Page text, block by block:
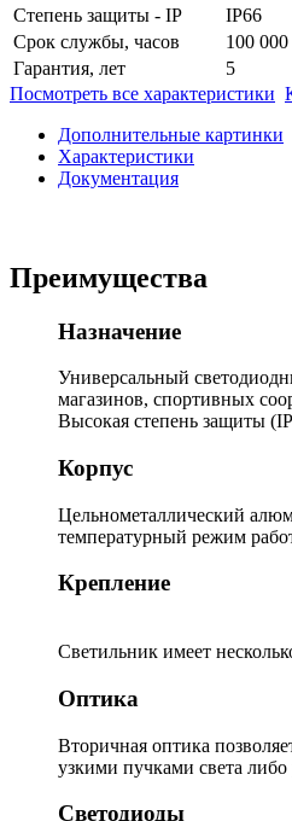
Степень защиты - IP
IP66
Срок службы, часов
100 000
Гарантия, лет
5
Посмотреть все характеристики
Дополнительные картинки
Характеристики
Документация
Преимущества
Назначение
Универсальный
магазинов, спортивных
Высокая степень защиты
Корпус
Цельнометаллический
температурный режим
Крепление
Светильник имеет
Оптика
Вторичная оптика
узкими пучками света
Светодиоды